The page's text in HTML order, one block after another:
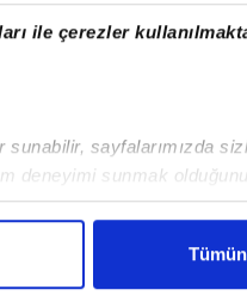
ile çerezler
sayfalarımızda
deneyimi sunmak
reklamların
hedefli reklamlar
X NSosyal